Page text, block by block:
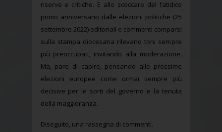
riserve e critiche. E allo scoccare del fatidico
primo anniversario dalle elezioni politiche (25
settembre 2022) editoriali e commenti comparsi
sulla stampa diocesana rilevano toni sempre
più preoccupati, invitando alla moderazione.
Ma, pare di capire, pensando alle prossime
elezioni europee come ormai sempre più
decisive per le sorti del governo e la tenuta
della maggioranza.
Diseguito, una rassegna di commenti.